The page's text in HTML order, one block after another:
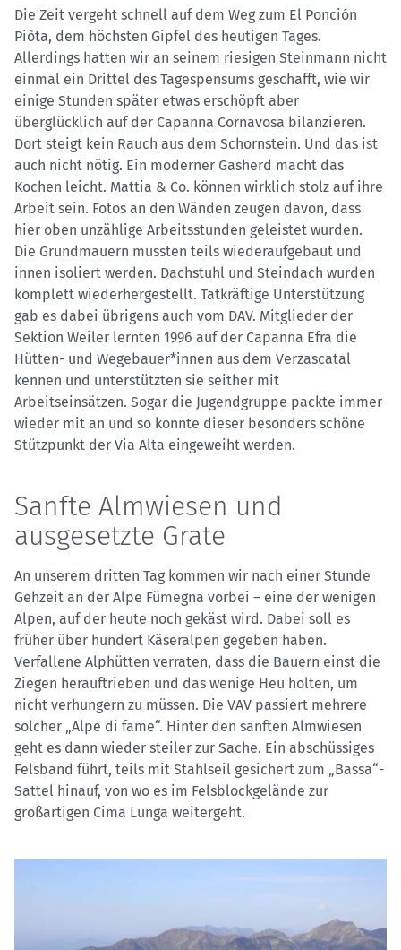
Die Zeit vergeht schnell auf dem Weg zum El Ponción
Piòta, dem höchsten Gipfel des heutigen Tages.
Allerdings hatten wir an seinem riesigen Steinmann nicht
einmal ein Drittel des Tagespensums geschafft, wie wir
einige Stunden später etwas erschöpft aber
überglücklich auf der Capanna Cornavosa bilanzieren.
Dort steigt kein Rauch aus dem Schornstein. Und das ist
auch nicht nötig. Ein moderner Gasherd macht das
Kochen leicht. Mattia & Co. können wirklich stolz auf ihre
Arbeit sein. Fotos an den Wänden zeugen davon, dass
hier oben unzählige Arbeitsstunden geleistet wurden.
Die Grundmauern mussten teils wiederaufgebaut und
innen isoliert werden. Dachstuhl und Steindach wurden
komplett wiederhergestellt. Tatkräftige Unterstützung
gab es dabei übrigens auch vom DAV. Mitglieder der
Sektion Weiler lernten 1996 auf der Capanna Efra die
Hütten- und Wegebauer*innen aus dem Verzascatal
kennen und unterstützten sie seither mit
Arbeitseinsätzen. Sogar die Jugendgruppe packte immer
wieder mit an und so konnte dieser besonders schöne
Stützpunkt der Via Alta eingeweiht werden.
Sanfte Almwiesen und
ausgesetzte Grate
An unserem dritten Tag kommen wir nach einer Stunde
Gehzeit an der Alpe Fümegna vorbei – eine der wenigen
Alpen, auf der heute noch gekäst wird. Dabei soll es
früher über hundert Käseralpen gegeben haben.
Verfallene Alphütten verraten, dass die Bauern einst die
Ziegen herauftrieben und das wenige Heu holten, um
nicht verhungern zu müssen. Die VAV passiert mehrere
solcher „Alpe di fame“. Hinter den sanften Almwiesen
geht es dann wieder steiler zur Sache. Ein abschüssiges
Felsband führt, teils mit Stahlseil gesichert zum „Bassa“-
Sattel hinauf, von wo es im Felsblockgelände zur
großartigen Cima Lunga weitergeht.